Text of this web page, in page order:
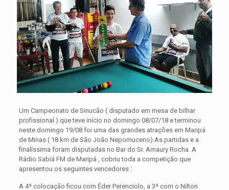
Um Campeonato de Sinucão ( disputado em mesa de bilhar
profissional ) que teve início no domingo 08/07/18 e terminou
neste domingo 19/08 foi uma das grandes atrações em Maripá
de Minas ( 18 km de São João Nepomuceno).As partidas e a
finalíssima foram disputadas no Bar do Sr. Amaury Rocha. A
Rádio Sabiá FM de Maripá , cobriu toda a competição que
apresentou os seguintes vencedores :
A 4ª colocação ficou com Éder Perenciolo, a 3ª com o Nilton